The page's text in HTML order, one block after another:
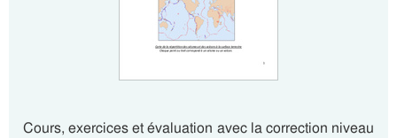
Cours, exercices et évaluation avec la correction niveau